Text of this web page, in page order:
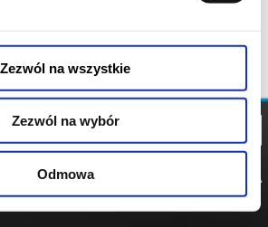
Zezwól na wszystkie
Zezwól na wybór
Odmowa
POLITYKA
POLITYKA